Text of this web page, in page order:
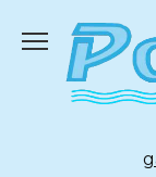
содержанию